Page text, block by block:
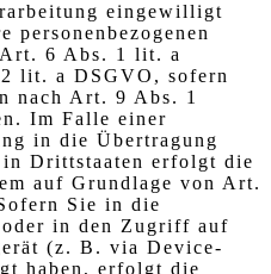
eingewilligt
personenbezogenen
6 Abs. 1 lit. a
lit. a DSGVO, sofern
nach Art. 9 Abs. 1
Im Falle einer
in die Übertragung
in Drittstaaten erfolgt die
auf Grundlage von Art.
Sie in die
oder in den Zugriff auf
(z. B. via Device-
haben, erfolgt die